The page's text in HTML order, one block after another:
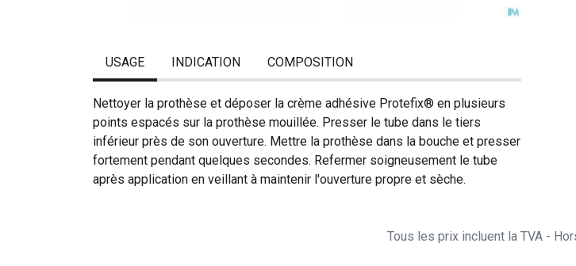
USAGE INDICATION COMPOSITION
Nettoyer la prothèse et déposer la crème adhésive Protefix® en plusieurs
points espacés sur la prothèse mouillée. Presser le tube dans le tiers
inférieur près de son ouverture. Mettre la prothèse dans la bouche et presser
fortement pendant quelques secondes. Refermer soigneusement le tube
après application en veillant à maintenir l'ouverture propre et sèche.
Tous les prix incluent la TVA -